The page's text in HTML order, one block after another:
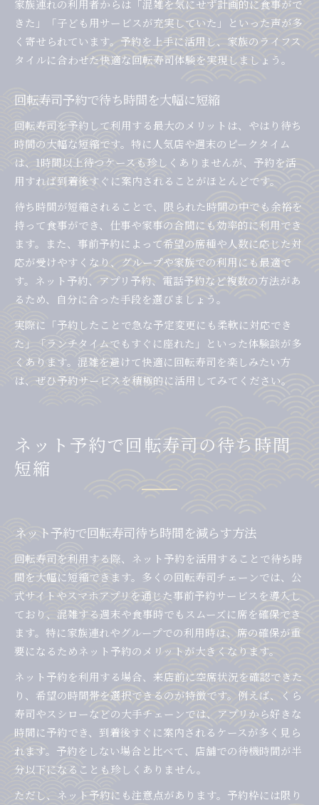
家族連れの利用者からは「混雑を気にせず計画的に食事がで
きた」「子ども用サービスが充実していた」といった声が多
く寄せられています。予約を上手に活用し、家族のライフス
タイルに合わせた快適な回転寿司体験を実現しましょう。
回転寿司予約で待ち時間を大幅に短縮
回転寿司を予約して利用する最大のメリットは、やはり待ち
時間の大幅な短縮です。特に人気店や週末のピークタイム
は、1時間以上待つケースも珍しくありませんが、予約を活
用すれば到着後すぐに案内されることがほとんどです。
待ち時間が短縮されることで、限られた時間の中でも余裕を
持って食事ができ、仕事や家事の合間にも効率的に利用でき
ます。また、事前予約によって希望の席種や人数に応じた対
応が受けやすくなり、グループや家族での利用にも最適で
す。ネット予約、アプリ予約、電話予約など複数の方法があ
るため、自分に合った手段を選びましょう。
実際に「予約したことで急な予定変更にも柔軟に対応でき
た」「ランチタイムでもすぐに座れた」といった体験談が多
くあります。混雑を避けて快適に回転寿司を楽しみたい方
は、ぜひ予約サービスを積極的に活用してみてください。
ネット予約で回転寿司の待ち時間
短縮
ネット予約で回転寿司待ち時間を減らす方法
回転寿司を利用する際、ネット予約を活用することで待ち時
間を大幅に短縮できます。多くの回転寿司チェーンでは、公
式サイトやスマホアプリを通じた事前予約サービスを導入し
ており、混雑する週末や食事時でもスムーズに席を確保でき
ます。特に家族連れやグループでの利用時は、席の確保が重
要になるためネット予約のメリットが大きくなります。
ネット予約を利用する場合、来店前に空席状況を確認できた
り、希望の時間帯を選択できるのが特徴です。例えば、くら
寿司やスシローなどの大手チェーンでは、アプリから好きな
時間に予約でき、到着後すぐに案内されるケースが多く見ら
れます。予約をしない場合と比べて、店舗での待機時間が半
分以下になることも珍しくありません。
ただし、ネット予約にも注意点があります。予約枠には限り